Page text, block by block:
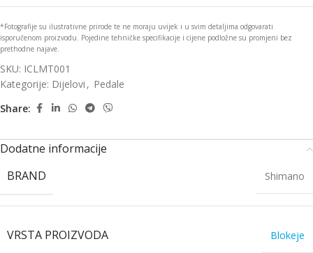
*Fotografije su ilustrativne prirode te ne moraju uvijek i u svim detaljima odgovarati
isporučenom proizvodu. Pojedine tehničke specifikacije i cijene podložne su promjeni bez
prethodne najave.
SKU: ICLMT001
Kategorije: Dijelovi , Pedale
Share:
Dodatne informacije
BRAND
Shimano
VRSTA PROIZVODA Blokeje